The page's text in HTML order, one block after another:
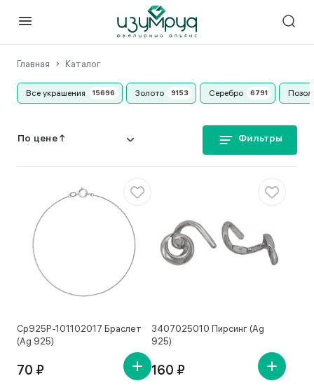
Главная Каталог
Все украшения Золото Серебро
Фильтры
Ср925Р-101102017 Браслет
(Ag 925)
70 ₽
3407025010 Пирсинг (Ag
925)
160 ₽